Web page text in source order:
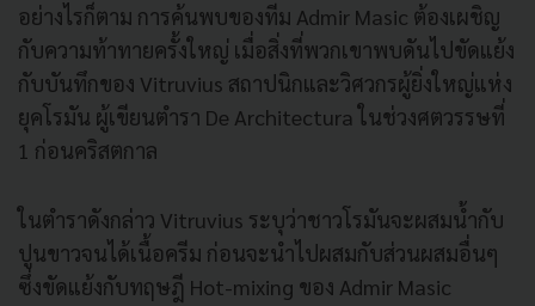
อย่างไรก็ตาม การค้นพบของทีม Admir Masic ต้องเผชิญ
กับความท้าทายครั้งใหญ่ เมื่อสิ่งที่พวกเขาพบดันไปขัดแย้ง
กับบันทึกของ Vitruvius สถาปนิกและวิศวกรผู้ยิ่งใหญ่แห่ง
ยุคโรมัน ผู้เขียนตำรา De Architectura ในช่วงศตวรรษที่
1 ก่อนคริสตกาล
ในตำราดังกล่าว Vitruvius ระบุว่าชาวโรมันจะผสมน้ำกับ
ปูนขาวจนได้เนื้อครีม ก่อนจะนำไปผสมกับส่วนผสมอื่นๆ
ซึ่งขัดแย้งกับทฤษฎี Hot-mixing ของ Admir Masic